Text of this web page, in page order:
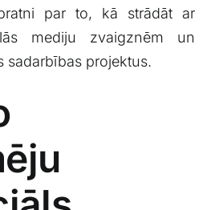
par to, kā strādāt ar
‌mediju ​zvaigznēm un‍
sadarbības projektus.